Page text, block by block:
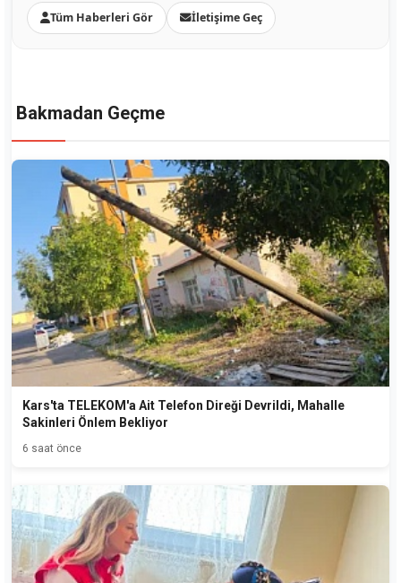
Tüm Haberleri Gör İletişime Geç
Bakmadan Geçme
Kars'ta TELEKOM'a Ait Telefon Direği Devrildi, Mahalle
Sakinleri Önlem Bekliyor
6 saat önce